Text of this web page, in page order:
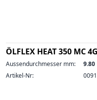
ÖLFLEX HEAT 350 MC
Aussendurchmesser mm:
9.80
Artikel-Nr: